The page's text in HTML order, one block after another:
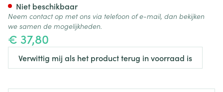
€ 37,80
Verwittig mij als het product terug in voorraad is
Niet beschikbaar
Neem contact op met ons via telefoon of e-mail, dan bekijken
we samen de mogelijkheden.